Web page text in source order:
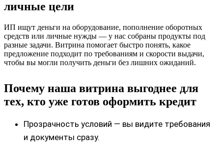
личные цели
ИП ищут деньги на оборудование, пополнение оборотных
средств или личные нужды — у нас собраны продукты под
разные задачи. Витрина помогает быстро понять, какое
предложение подходит по требованиям и скорости выдачи,
чтобы вы могли получить деньги без лишних ожиданий.
Почему наша витрина выгоднее для
тех, кто уже готов оформить кредит
Прозрачность условий — вы видите требования
и документы сразу.